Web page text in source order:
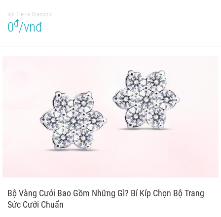
bởi Tierra Diamond
0đ/vnđ
Bộ Vàng Cưới Bao Gồm Những Gì? Bí Kíp Chọn Bộ Trang
Sức Cưới Chuẩn